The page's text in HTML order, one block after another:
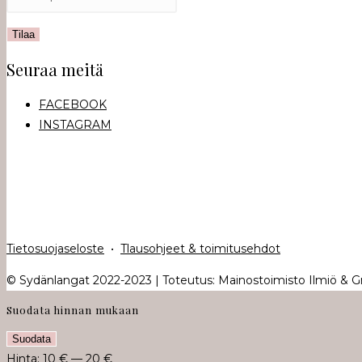
Seuraa meitä
FACEBOOK
INSTAGRAM
Tietosuojaseloste • Tlausohjeet & toimitusehdot
© Sydänlangat 2022-2023 | Toteutus: Mainostoimisto Ilmiö &
Suodata hinnan mukaan
Minimihinta
Maksimihinta
Suodata
Hinta: 10 € — 20 €